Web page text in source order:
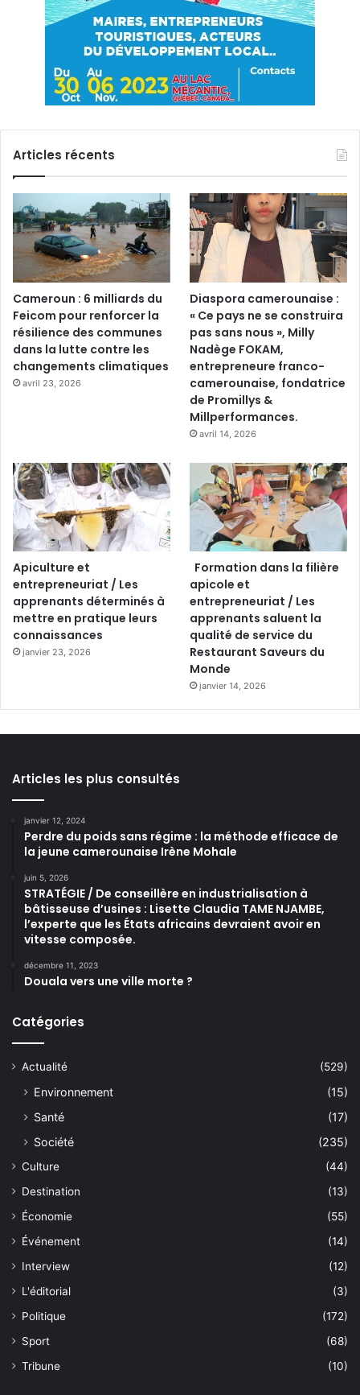
Articles récents
Cameroun : 6 milliards du
Feicom pour renforcer la
résilience des communes
dans la lutte contre les
changements climatiques
avril 23, 2026
Diaspora camerounaise :
« Ce pays ne se construira
pas sans nous », Milly
Nadège FOKAM,
entrepreneure franco-
camerounaise, fondatrice
de Promillys &
Millperformances.
avril 14, 2026
Apiculture et
entrepreneuriat / Les
apprenants déterminés à
mettre en pratique leurs
connaissances
janvier 23, 2026
Formation dans la filière
apicole et
entrepreneuriat / Les
apprenants saluent la
qualité de service du
Restaurant Saveurs du
Monde
janvier 14, 2026
Articles les plus consultés
janvier 12, 2024
Perdre du poids sans régime : la méthode efficace de
la jeune camerounaise Irène Mohale
juin 5, 2026
STRATÉGIE / De conseillère en industrialisation à
bâtisseuse d’usines : Lisette Claudia TAME NJAMBE,
l’experte que les États africains devraient avoir en
vitesse composée.
décembre 11, 2023
Douala vers une ville morte ?
Catégories
Actualité (529)
Environnement
(15)
Santé
(17)
Société
(235)
Culture
(44)
Destination
(13)
Économie
(55)
Événement
(14)
Interview
(12)
L'éditorial
(3)
Politique
(172)
Sport
(68)
Tribune
(10)